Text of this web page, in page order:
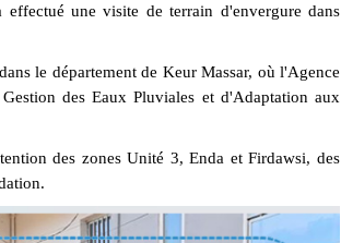
une visite de terrain d'envergure dans
le département de Keur Massar, où l'Agence
des Eaux Pluviales et d'Adaptation aux
des zones Unité 3, Enda et Firdawsi, des